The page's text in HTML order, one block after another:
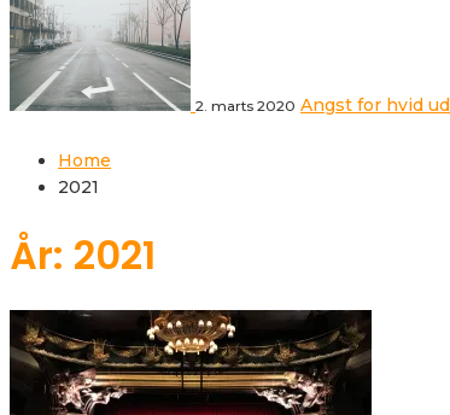
2. marts 2020 Angst for hvid
Home
2021
År: 2021